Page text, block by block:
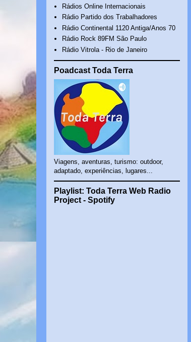
Rádios Online Internacionais
Rádio Partido dos Trabalhadores
Rádio Continental 1120 Antiga/Anos 70
Rádio Rock 89FM São Paulo
Rádio Vitrola - Rio de Janeiro
Poadcast Toda Terra
Viagens, aventuras, turismo: outdoor,
adaptado, experiências, lugares...
Playlist: Toda Terra Web Radio
Project - Spotify